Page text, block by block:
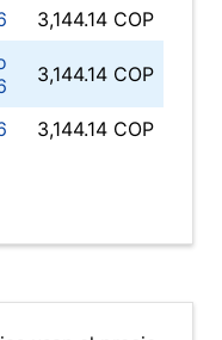
3,144.14 COP
3,144.14 COP
3,144.14 COP